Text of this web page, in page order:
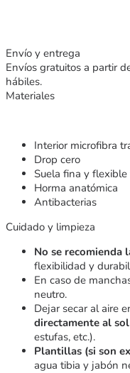
Envío y entrega
Envíos gratuitos a partir
hábiles.
Materiales
Interior microfibra
Drop cero
Suela fina y flexible
Horma anatómica
Antibacterias
Cuidado y limpieza
No se recomienda
flexibilidad y
En caso de
neutro.
Dejar secar al aire
directamente al
estufas, etc.).
Plantillas (si son
agua tibia y jabón